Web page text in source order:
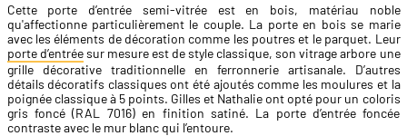
Cette porte d’entrée semi-vitrée est en bois, matériau noble
qu'affectionne particulièrement le couple. La porte en bois se marie
avec les éléments de décoration comme les poutres et le parquet. Leur
porte d’entréesur mesure est de style classique, son vitrage arbore une
grille décorative traditionnelle en ferronnerie artisanale. D’autres
détails décoratifs classiques ont été ajoutés comme les moulures et la
poignée classique à 5 points. Gilles et Nathalie ont opté pour un coloris
gris foncé (RAL 7016) en finition satiné. La porte d’entrée foncée
contraste avec le mur blanc qui l’entoure.